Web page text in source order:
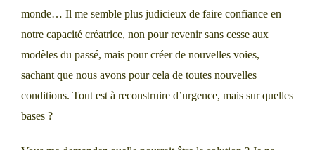
monde… Il me semble plus judicieux de faire confiance en
notre capacité créatrice, non pour revenir sans cesse aux
modèles du passé, mais pour créer de nouvelles voies,
sachant que nous avons pour cela de toutes nouvelles
conditions. Tout est à reconstruire d’urgence, mais sur quelles
bases ?